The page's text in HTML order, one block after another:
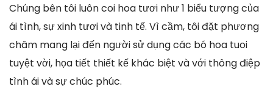
Chúng bên tôi luôn coi hoa tươi như 1 biểu tượng của
ái tình, sự xinh tươi và tinh tế. Vì cầm, tôi đặt phương
châm mang lại đến người sử dụng các bó hoa tuoi
tuyệt vời, họa tiết thiết kế khác biệt và với thông điệp
tình ái và sự chúc phúc.